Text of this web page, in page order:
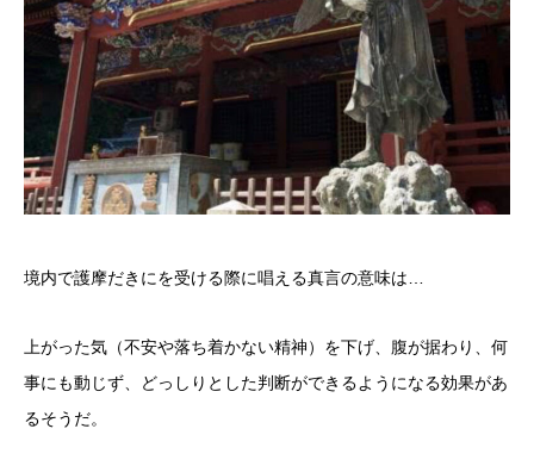
境内で護摩だきにを受ける際に唱える真言の意味は…
上がった気（不安や落ち着かない精神）を下げ、腹が据わり、何
事にも動じず、どっしりとした判断ができるようになる効果があ
るそうだ。